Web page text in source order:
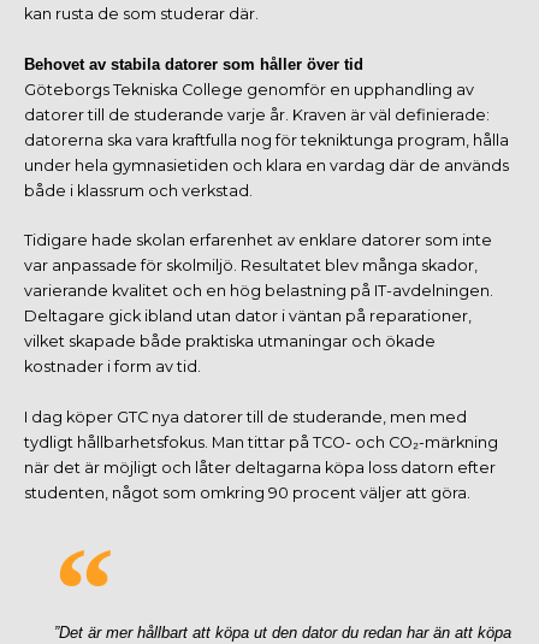
kan rusta de som studerar där.
Behovet av stabila datorer som håller över tid
Göteborgs Tekniska College genomför en upphandling av
datorer till de studerande varje år. Kraven är väl definierade:
datorerna ska vara kraftfulla nog för tekniktunga program, hålla
under hela gymnasietiden och klara en vardag där de används
både i klassrum och verkstad.
Tidigare hade skolan erfarenhet av enklare datorer som inte
var anpassade för skolmiljö. Resultatet blev många skador,
varierande kvalitet och en hög belastning på IT-avdelningen.
Deltagare gick ibland utan dator i väntan på reparationer,
vilket skapade både praktiska utmaningar och ökade
kostnader i form av tid.
I dag köper GTC nya datorer till de studerande, men med
tydligt hållbarhetsfokus. Man tittar på TCO- och CO₂-märkning
när det är möjligt och låter deltagarna köpa loss datorn efter
studenten, något som omkring 90 procent väljer att göra.
”Det är mer hållbart att köpa ut den dator du redan har än att köpa